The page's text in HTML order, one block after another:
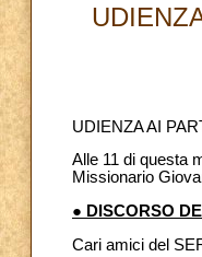
UDIENZA AI
Alle 11 di questa
Missionario
● DISCORSO
Cari amici del